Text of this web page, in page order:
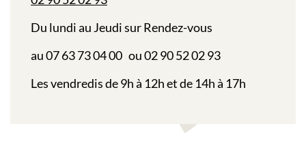
Du lundi au Jeudi sur Rendez-vous
au 07 63 73 04 00 ou 02 90 52 02 93
Les vendredis de 9h à 12h et de 14h à 17h